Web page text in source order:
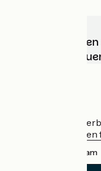
Wählen,
Ihr
Der nationale
offizielle
Instagram